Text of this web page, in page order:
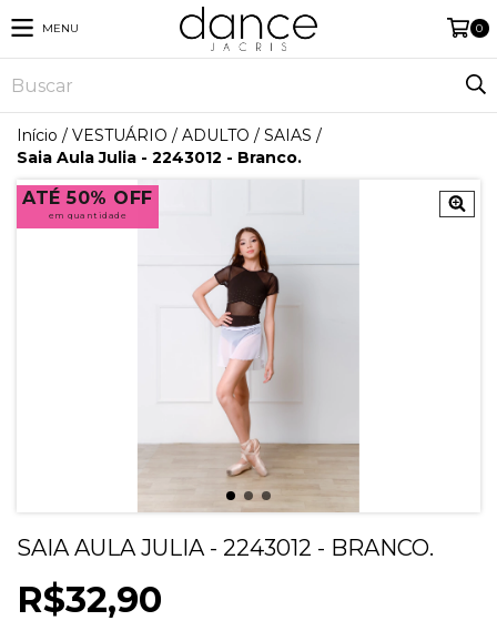
MENU 0
Início / VESTUÁRIO / ADULTO / SAIAS /
Saia Aula Julia - 2243012 - Branco.
ATÉ 50% OFF
em quantidade
SAIA AULA JULIA - 2243012 - BRANCO.
R$32,90